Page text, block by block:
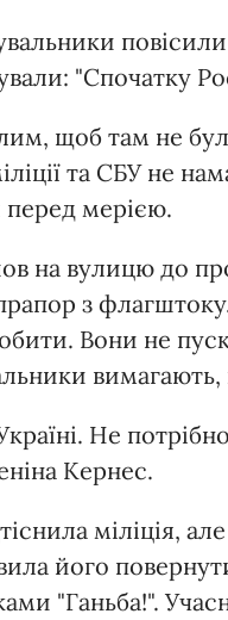
повісили
"Спочатку
щоб там не
та СБУ не
мерією.
на вулицю до
з
Вони не
Не
Кернес.
міліція,
його
"Ганьба!".